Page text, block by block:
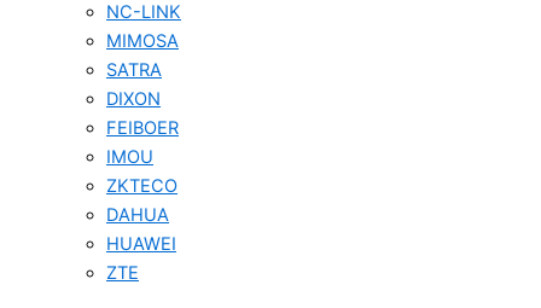
NC-LINK
MIMOSA
SATRA
DIXON
FEIBOER
IMOU
ZKTECO
DAHUA
HUAWEI
ZTE